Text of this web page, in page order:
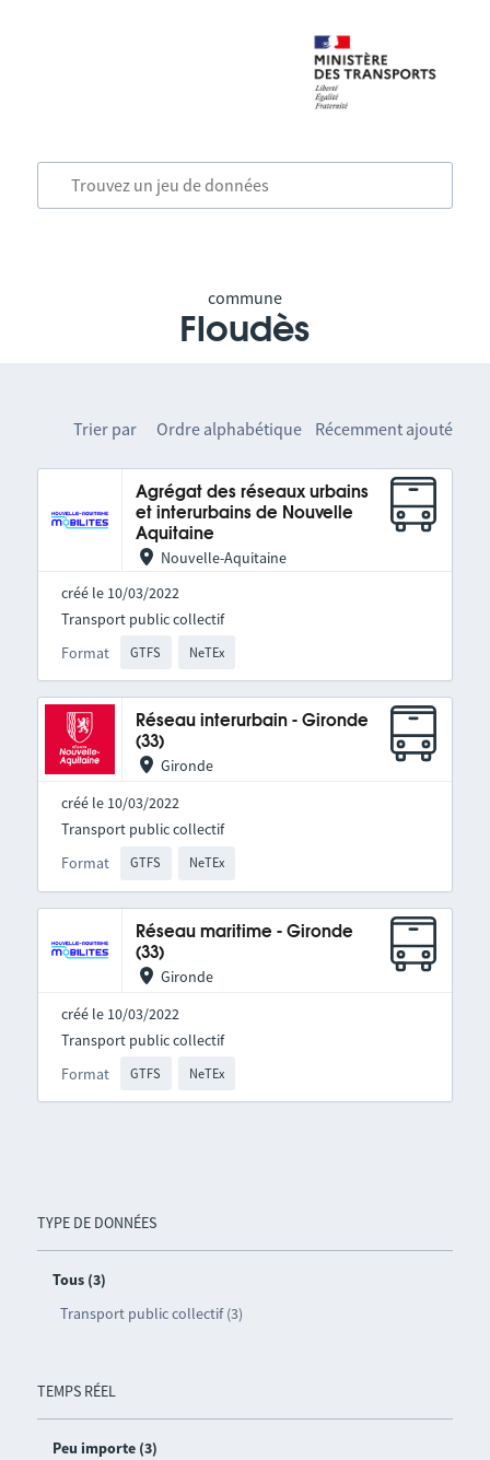
commune
Floudès
TYPE DE DONNÉES
Tous (3)
Transport public collectif (3)
TEMPS RÉEL
Peu importe (3)
Trier par Ordre alphabétique Récemment ajouté
Agrégat des réseaux urbains
et interurbains de Nouvelle
Aquitaine
Nouvelle-Aquitaine
créé le 10/03/2022
Format GTFS NeTEx
Transport public collectif
Réseau interurbain - Gironde
(33)
Gironde
créé le 10/03/2022
Format GTFS NeTEx
Transport public collectif
Réseau maritime - Gironde
(33)
Gironde
créé le 10/03/2022
Format GTFS NeTEx
Transport public collectif